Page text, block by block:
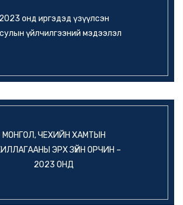
2023 онд иргэдэд үзүүлсэн
үйлчилгээний мэдээлэл
МОНГОЛ, ЧЕХИЙН ХАМТЫН
ЭРХ ЗҮЙН ОРЧИН –
2023 ОНД